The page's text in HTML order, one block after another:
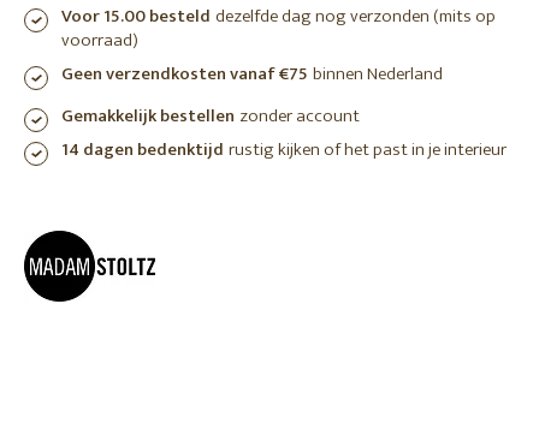
Voor 15.00 besteld dezelfde dag nog verzonden (mits op
voorraad)
Geen verzendkosten vanaf €75 binnen Nederland
Gemakkelijk bestellen zonder account
14 dagen bedenktijd rustig kijken of het past in je interieur